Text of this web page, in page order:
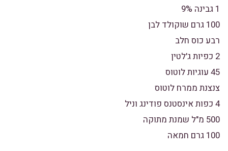
1 גבינה 9%
100 גרם שוקולד לבן
רבע כוס חלב
2 כפיות ג'לטין
45 עוגיות לוטוס
צנצנת ממרח לוטוס
4 כפות אינסטנס פודינג וניל
500 מ"ל שמנת מתוקה
100 גרם חמאה